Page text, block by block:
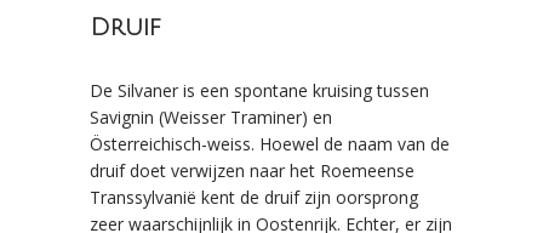
Druif
De Silvaner is een spontane kruising tussen
Savignin (Weisser Traminer) en
Österreichisch-weiss. Hoewel de naam van de
druif doet verwijzen naar het Roemeense
Transsylvanië kent de druif zijn oorsprong
zeer waarschijnlijk in Oostenrijk. Echter, er zijn